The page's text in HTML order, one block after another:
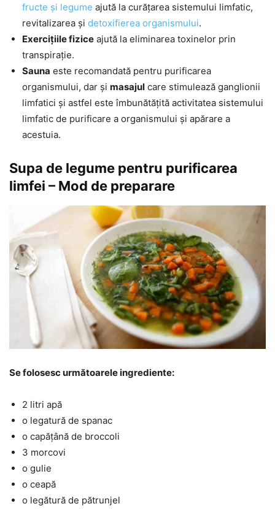
fructe și legume ajută la curățarea sistemului limfatic,
revitalizarea și detoxifierea organismului.
Exercițiile fizice ajută la eliminarea toxinelor prin
transpirație.
Sauna este recomandată pentru purificarea
organismului, dar și masajul care stimulează ganglionii
limfatici și astfel este îmbunătățită activitatea sistemului
limfatic de purificare a organismului și apărare a
acestuia.
Supa de legume pentru purificarea
limfei – Mod de preparare
Se folosesc următoarele ingrediente:
2 litri apă
o legatură de spanac
o capățână de broccoli
3 morcovi
o gulie
o ceapă
o legătură de pătrunjel